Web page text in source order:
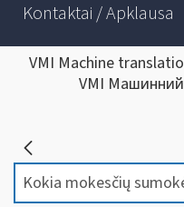
Kontaktai / Apklausa
VMI Machine
VMI